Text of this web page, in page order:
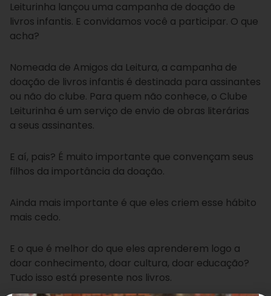
Leiturinha lançou uma campanha de doação de
livros infantis. E convidamos você a participar. O que
acha?
Nomeada de Amigos da Leitura, a campanha de
doação de livros infantis é destinada para assinantes
ou não do clube. Para quem não conhece, o Clube
Leiturinha é um serviço de envio de obras literárias
a seus assinantes.
E aí, pais? É muito importante que convençam seus
filhos da importância da doação.
Ainda mais importante é que eles criem esse hábito
mais cedo.
E o que é melhor do que eles aprenderem logo a
doar conhecimento, doar cultura, doar educação?
Tudo isso está presente nos livros.